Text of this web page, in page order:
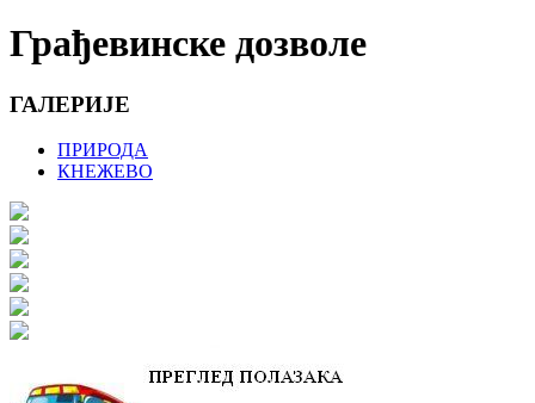
Грађевинске дозволе
ГАЛЕРИЈЕ
ПРИРОДА
КНЕЖЕВО